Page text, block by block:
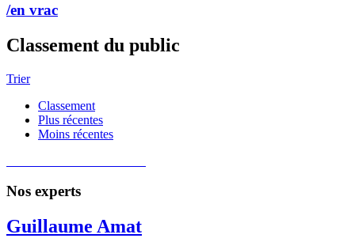
/en vrac
Classement du public
Trier
Classement
Plus récentes
Moins récentes
Nos experts
Guillaume Amat